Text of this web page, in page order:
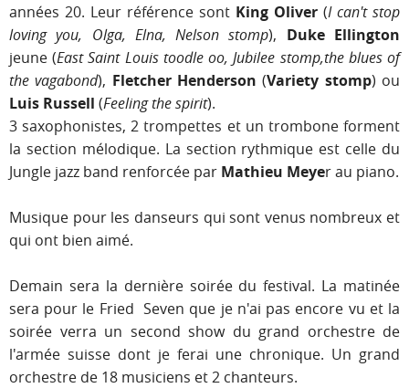
années 20. Leur référence sont King Oliver (I can't stop
loving you, Olga, Elna, Nelson stomp), Duke Ellington
jeune (East Saint Louis toodle oo, Jubilee stomp,the blues of
the vagabond), Fletcher Henderson (Variety stomp) ou
Luis Russell (Feeling the spirit).
3 saxophonistes, 2 trompettes et un trombone forment
la section mélodique. La section rythmique est celle du
Jungle jazz band renforcée par Mathieu Meyer au piano.
Musique pour les danseurs qui sont venus nombreux et
qui ont bien aimé.
Demain sera la dernière soirée du festival. La matinée
sera pour le Fried Seven que je n'ai pas encore vu et la
soirée verra un second show du grand orchestre de
l'armée suisse dont je ferai une chronique. Un grand
orchestre de 18 musiciens et 2 chanteurs.